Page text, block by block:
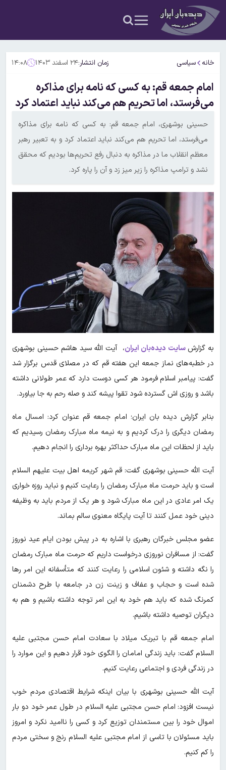
خانه سیاسی زمان انتشار:۲۴ اسفند ۱۴۰۳ ۱۴:۰۸
امام جمعه قم: به کسی که نامه برای مذاکره
می‌فرستد، اما تحریم هم می‌کند نباید اعتماد کرد
حسینی بوشهری، امام جمعه قم: به کسی که نامه برای مذاکره
می‌فرستد، اما تحریم هم می‌کند نباید اعتماد کرد و به تعبیر رهبر
معظم انقلاب ما در مذاکره به دنبال رفع تحریم‌ها بودیم که محقق
نشد و ترامپ مذاکره را زیر میز زد و آن را پاره کرد.
به گزارشسایت دیده‌بان ایران، آیت الله سید هاشم حسینی بوشهری
در خطبه‌های نماز جمعه این هفته قم که در مصلای قدس برگزار شد
گفت: پیامبر اسلام فرمود هر کسی دوست دارد که عمر طولانی داشته
باشد و روزی اش گسترده شود تقوا پیشه کند و صله رحم به جا بیاورد.
بنابر گزارش دیده بان ایران؛ امام جمعه قم عنوان کرد: امسال ماه
رمضان دیگری را درک کردیم و به نیمه ماه مبارک رمضان رسیدیم که
باید از لحظات این ماه مبارک حداکثر بهره برداری را انجام دهیم.
آیت الله حسینی بوشهری گفت: قم شهر کریمه اهل بیت علیهم السلام
است و باید حرمت ماه مبارک رمضان را رعایت کنیم و نباید روزه خواری
یک امر عادی در این ماه مبارک شود و هر یک از مردم باید به وظیفه
دینی خود عمل کنند تا آیت پایگاه معنوی سالم بماند.
عضو مجلس خبرگان رهبری با اشاره به در پیش بودن ایام عید نوروز
گفت: از مسافران نوروزی درخواست داریم که حرمت ماه مبارک رمضان
را نگه داشته و شئون اسلامی را رعایت کنند که متأسفانه این امر رها
شده است و حجاب و عفاف و زینت زن در جامعه با طرح دشمنان
کمرنگ شده که باید هم خود به این امر توجه داشته باشیم و هم به
دیگران توصیه داشته باشیم.
امام جمعه قم با تبریک میلاد با سعادت امام حسن مجتبی علیه
السلام گفت: باید زندگی امامان را الگوی خود قرار دهیم و این موارد را
در زندگی فردی و اجتماعی رعایت کنیم.
آیت الله حسینی بوشهری با بیان اینکه شرایط اقتصادی مردم خوب
نیست افزود: امام حسن مجتبی علیه السلام در طول عمر خود دو بار
اموال خود را بین مستمندان توزیع کرد و کسی را ناامید نکرد و امروز
باید مسئولان با تاسی از امام مجتبی علیه السلام رنج و سختی مردم
را کم کنیم.